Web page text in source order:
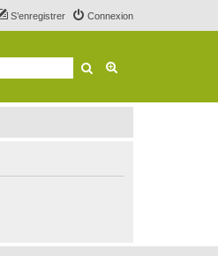
Connexion
S’enregistrer
Rechercher